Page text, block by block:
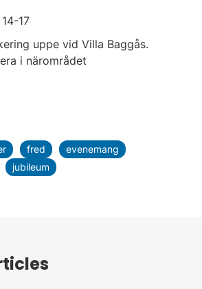
17
uppe vid Villa Baggås.
i närområdet
fred
evenemang
jubileum